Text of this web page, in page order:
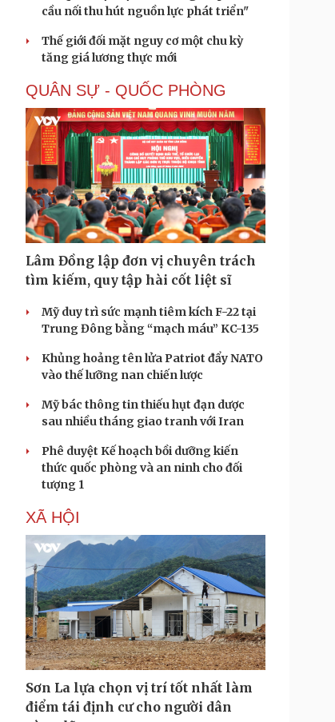
cầu nối thu hút nguồn lực phát triển"
Thế giới đối mặt nguy cơ một chu kỳ
tăng giá lương thực mới
QUÂN SỰ - QUỐC PHÒNG
Lâm Đồng lập đơn vị chuyên trách
tìm kiếm, quy tập hài cốt liệt sĩ
Mỹ duy trì sức mạnh tiêm kích F-22 tại
Trung Đông bằng “mạch máu” KC-135
Khủng hoảng tên lửa Patriot đẩy NATO
vào thế lưỡng nan chiến lược
Mỹ bác thông tin thiếu hụt đạn dược
sau nhiều tháng giao tranh với Iran
Phê duyệt Kế hoạch bồi dưỡng kiến
thức quốc phòng và an ninh cho đối
tượng 1
XÃ HỘI
Sơn La lựa chọn vị trí tốt nhất làm
điểm tái định cư cho người dân